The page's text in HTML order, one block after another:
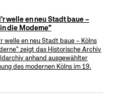
welle en neu Stadt baue –
die Moderne"
welle en neu Stadt baue – Kölns
zeigt das Historische Archiv
anhand ausgewählter
des modernen Kölns im 19.